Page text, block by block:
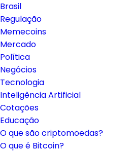
Brasil
Regulação
Memecoins
Mercado
Política
Negócios
Tecnologia
Inteligência Artificial
Cotações
Educação
O que são criptomoedas?
O que é Bitcoin?